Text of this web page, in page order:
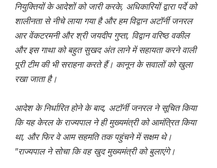
नियुक्तियों के आदेशों को जारी करके, अधिकारियों द्वारा पर्दे को
शालीनता से नीचे लाया गया है और हम विद्वान अटॉर्नी जनरल
आर वेंकटरमनी और श्री जयदीप गुप्ता, विद्वान वरिष्ठ वकील
और इस गाथा को बहुत सुखद अंत लाने में सहायता करने वाली
पूरी टीम की भी सराहना करते हैं। कानून के सवालों को खुला
रखा जाता है।
आदेश के निर्धारित होने के बाद, अटॉर्नी जनरल ने सूचित किया
कि यह केरल के राज्यपाल ने ही मुख्यमंत्री को आमंत्रित किया
था, और फिर वे आम सहमति तक पहुंचने में सक्षम थे।
"राज्यपाल ने सोचा कि वह खुद मुख्यमंत्री को बुलाएंगे।